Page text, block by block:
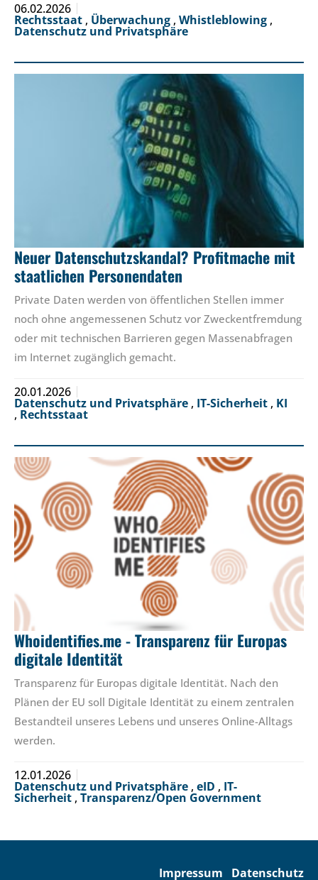
06.02.2026
Rechtsstaat , Überwachung , Whistleblowing ,
Datenschutz und Privatsphäre
Neuer Datenschutzskandal? Profitmache mit
staatlichen Personendaten
Private Daten werden von öffentlichen Stellen immer
noch ohne angemessenen Schutz vor Zweckentfremdung
oder mit technischen Barrieren gegen Massenabfragen
im Internet zugänglich gemacht.
20.01.2026
Datenschutz und Privatsphäre , IT-Sicherheit , KI
, Rechtsstaat
Whoidentifies.me - Transparenz für Europas
digitale Identität
Transparenz für Europas digitale Identität. Nach den
Plänen der EU soll Digitale Identität zu einem zentralen
Bestandteil unseres Lebens und unseres Online-Alltags
werden.
12.01.2026
Datenschutz und Privatsphäre , eID , IT-
Sicherheit , Transparenz/Open Government
Impressum Datenschutz